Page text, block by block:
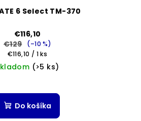
6 Select TM-370
€116,10
€129
(–10 %)
Jednotková
cena:
€116,10 / 1 ks
(>5 ks)
Do košíka